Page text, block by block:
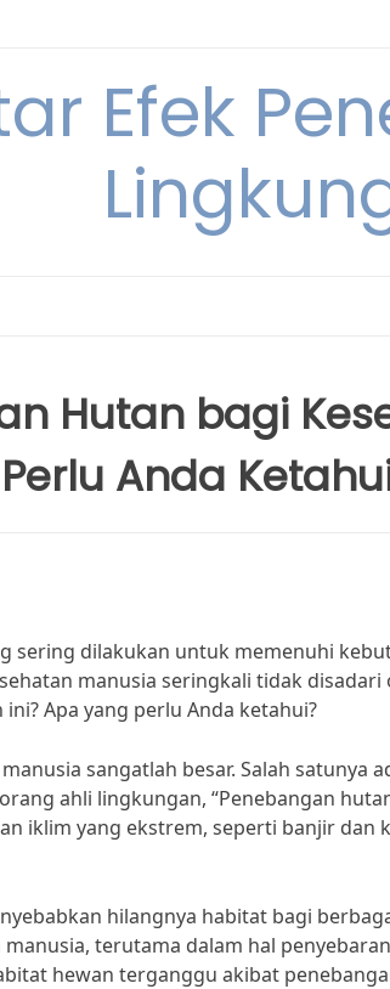
Efek
Hutan bagi
Anda
sering dilakukan untuk memenuhi
manusia seringkali tidak disadari
Apa yang perlu Anda ketahui?
sangatlah besar. Salah satunya
ahli lingkungan, “Penebangan
iklim yang ekstrem, seperti banjir dan
hilangnya habitat bagi
terutama dalam hal
hewan terganggu akibat